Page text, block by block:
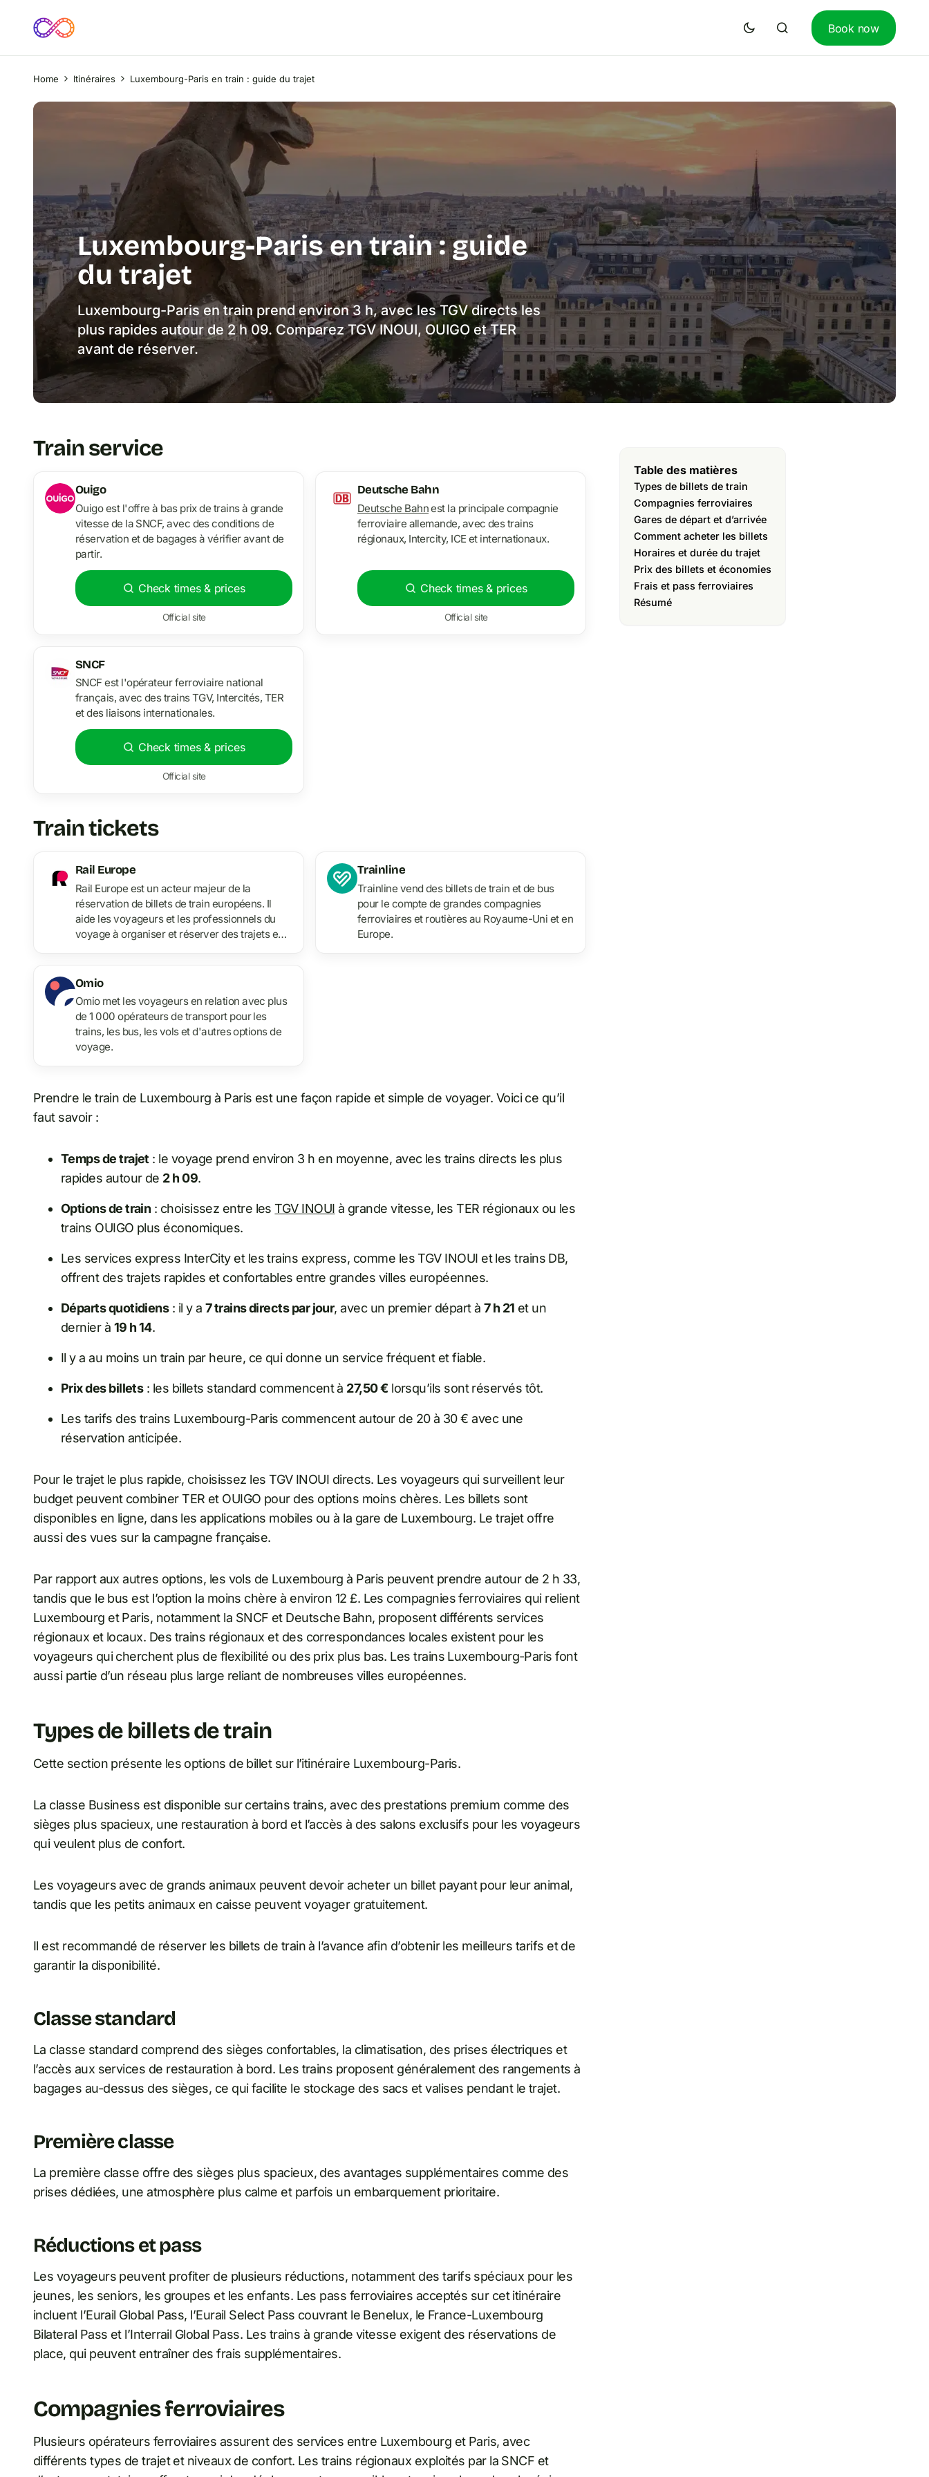
Book now
Home Itinéraires Luxembourg-Paris en train : guide du trajet
Luxembourg-Paris en train : guide
du trajet
Luxembourg-Paris en train prend environ 3 h, avec les TGV directs les
plus rapides autour de 2 h 09. Comparez TGV INOUI, OUIGO et TER
avant de réserver.
Train service
Ouigo
Ouigo est l'offre à bas prix de trains à grande
vitesse de la SNCF, avec des conditions de
réservation et de bagages à vérifier avant de
partir.
Check times & prices
Official site
Deutsche Bahn
Deutsche Bahnest la principale compagnie
ferroviaire allemande, avec des trains
régionaux, Intercity, ICE et internationaux.
Check times & prices
Official site
SNCF
SNCF est l'opérateur ferroviaire national
français, avec des trains TGV, Intercités, TER
et des liaisons internationales.
Check times & prices
Official site
Train tickets
Rail Europe
Rail Europe est un acteur majeur de la
réservation de billets de train européens. Il
aide les voyageurs et les professionnels du
voyage à organiser et réserver des trajets en
Trainline
Trainline vend des billets de train et de bus
pour le compte de grandes compagnies
ferroviaires et routières au Royaume-Uni et en
Europe.
Omio
Omio met les voyageurs en relation avec plus
de 1 000 opérateurs de transport pour les
trains, les bus, les vols et d'autres options de
voyage.
Prendre le train de Luxembourg à Paris est une façon rapide et simple de voyager. Voici ce qu’il
faut savoir :
Temps de trajet: le voyage prend environ 3 h en moyenne, avec les trains directs les plus
rapides autour de 2 h 09.
Options de train : choisissez entre lesTGV INOUI à grande vitesse, les TER régionaux ou les
trains OUIGO plus économiques.
Les services express InterCity et les trains express, comme les TGV INOUI et les trains DB,
offrent des trajets rapides et confortables entre grandes villes européennes.
Départs quotidiens: il y a 7 trains directs par jour, avec un premier départ à 7 h 21 et un
dernier à 19 h 14.
Il y a au moins un train par heure, ce qui donne un service fréquent et fiable.
Prix des billets: les billets standard commencent à 27,50 €lorsqu’ils sont réservés tôt.
Les tarifs des trains Luxembourg-Paris commencent autour de 20 à 30 € avec une
réservation anticipée.
Pour le trajet le plus rapide, choisissez les TGV INOUI directs. Les voyageurs qui surveillent leur
budget peuvent combiner TER et OUIGO pour des options moins chères. Les billets sont
disponibles en ligne, dans les applications mobiles ou à la gare de Luxembourg. Le trajet offre
aussi des vues sur la campagne française.
Par rapport aux autres options, les vols de Luxembourg à Paris peuvent prendre autour de 2 h 33,
tandis que le bus est l’option la moins chère à environ 12 £. Les compagnies ferroviaires qui relient
Luxembourg et Paris, notamment la SNCF et Deutsche Bahn, proposent différents services
régionaux et locaux. Des trains régionaux et des correspondances locales existent pour les
voyageurs qui cherchent plus de flexibilité ou des prix plus bas. Les trains Luxembourg-Paris font
aussi partie d’un réseau plus large reliant de nombreuses villes européennes.
Types de billets de train
Cette section présente les options de billet sur l’itinéraire Luxembourg-Paris.
La classe Business est disponible sur certains trains, avec des prestations premium comme des
sièges plus spacieux, une restauration à bord et l’accès à des salons exclusifs pour les voyageurs
qui veulent plus de confort.
Les voyageurs avec de grands animaux peuvent devoir acheter un billet payant pour leur animal,
tandis que les petits animaux en caisse peuvent voyager gratuitement.
Il est recommandé de réserver les billets de train à l’avance afin d’obtenir les meilleurs tarifs et de
garantir la disponibilité.
Classe standard
La classe standard comprend des sièges confortables, la climatisation, des prises électriques et
l’accès aux services de restauration à bord. Les trains proposent généralement des rangements à
bagages au-dessus des sièges, ce qui facilite le stockage des sacs et valises pendant le trajet.
Première classe
La première classe offre des sièges plus spacieux, des avantages supplémentaires comme des
prises dédiées, une atmosphère plus calme et parfois un embarquement prioritaire.
Réductions et pass
Les voyageurs peuvent profiter de plusieurs réductions, notamment des tarifs spéciaux pour les
jeunes, les seniors, les groupes et les enfants. Les pass ferroviaires acceptés sur cet itinéraire
incluent l’Eurail Global Pass, l’Eurail Select Pass couvrant le Benelux, le France-Luxembourg
Bilateral Pass et l’Interrail Global Pass. Les trains à grande vitesse exigent des réservations de
place, qui peuvent entraîner des frais supplémentaires.
Compagnies ferroviaires
Plusieurs opérateurs ferroviaires assurent des services entre Luxembourg et Paris, avec
différents types de trajet et niveaux de confort. Les trains régionaux exploités par la SNCF et
Table des matières
Types de billets de train
Compagnies ferroviaires
Gares de départ et d’arrivée
Comment acheter les billets
Horaires et durée du trajet
Prix des billets et économies
Frais et pass ferroviaires
Résumé